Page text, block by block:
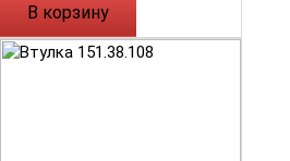
В корзину